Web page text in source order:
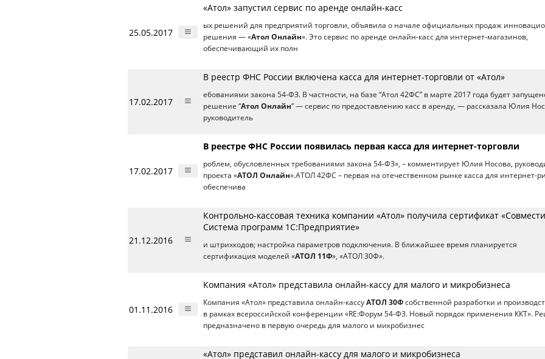
25.05.2017
«Атол» запустил сервис по аренде онлайн-касс
ых решений для предприятий торговли, объявила о начале официальных продаж
решения — «Атол Онлайн». Это сервис по аренде онлайн-касс для интернет-магазинов,
обеспечивающий их полн
17.02.2017
В реестр ФНС России включена касса для интернет-торговли от «Атол»
ебованиями закона 54-ФЗ. В частности, на базе “Атол 42ФС” в марте 2017 года будет
решение “Атол Онлайн” — сервис по предоставлению касс в аренду, — рассказала Юлия
руководитель
17.02.2017
В реестре ФНС России появилась первая касса для интернет-торговли
роблем, обусловленных требованиями закона 54-ФЗ», – комментирует Юлия Носова,
проекта «АТОЛ Онлайн».АТОЛ 42ФС – первая на отечественном рынке касса для интернет-
обеспечива
21.12.2016
Контрольно-кассовая техника компании «Атол» получила сертификат
Система программ 1С:Предприятие»
и штрихкодов; настройка параметров подключения. В ближайшее время планируется
сертификация моделей «АТОЛ 11Ф», «АТОЛ 30Ф».
01.11.2016
Компания «Атол» представила онлайн-кассу для малого и микробизнеса
Компания «Атол» представила онлайн-кассу АТОЛ 30Ф собственной разработки и
в рамках всероссийской конференции «RE:Форум 54-ФЗ. Новый порядок применения ККТ».
предназначено в первую очередь для малого и микробизнес
«Атол» представил онлайн-кассу для малого и микробизнеса